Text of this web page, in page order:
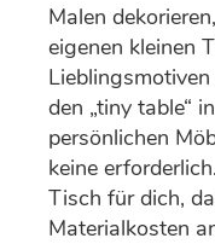
Malen
eigenen kleinen
den „tiny table“
persönlichen
keine
Tisch für dich,
Materialkosten